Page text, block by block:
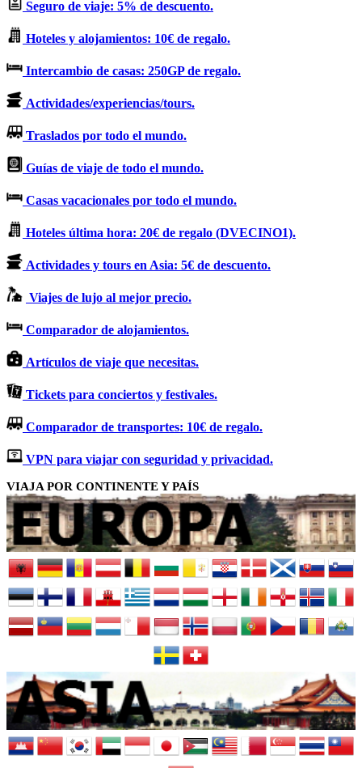
Seguro de viaje: 5% de descuento.
Hoteles y alojamientos: 10€ de regalo.
Intercambio de casas: 250GP de regalo.
Actividades/experiencias/tours.
Traslados por todo el mundo.
Guías de viaje de todo el mundo.
Casas vacacionales por todo el mundo.
Hoteles última hora: 20€ de regalo (DVECINO1).
Actividades y tours en Asia: 5€ de descuento.
Viajes de lujo al mejor precio.
Comparador de alojamientos.
Artículos de viaje que necesitas.
Tickets para conciertos y festivales.
Comparador de transportes: 10€ de regalo.
VPN para viajar con seguridad y privacidad.
VIAJA POR CONTINENTE Y PAÍS